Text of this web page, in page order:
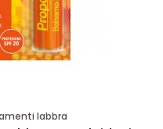
labbra